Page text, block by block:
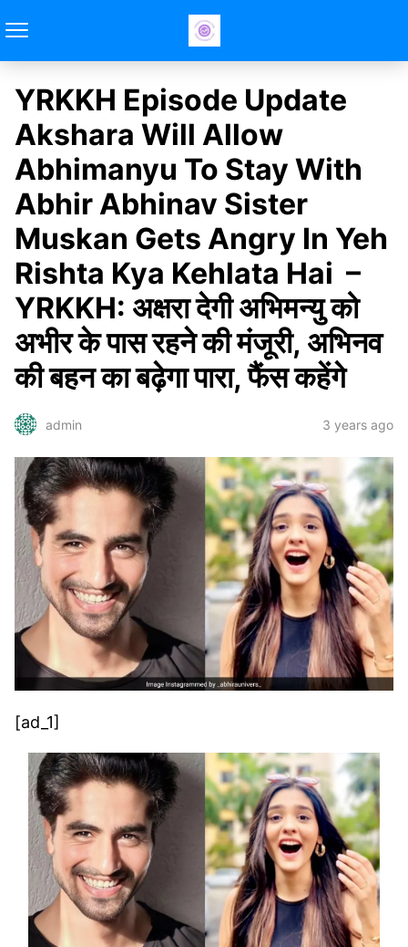
YRKKH Episode Update
Akshara Will Allow
Abhimanyu To Stay With
Abhir Abhinav Sister
Muskan Gets Angry In Yeh
Rishta Kya Kehlata Hai –
YRKKH: अक्षरा देगी अभिमन्यु को
अभीर के पास रहने की मंजूरी, अभिनव
की बहन का बढ़ेगा पारा, फैंस कहेंगे
admin 3 years ago
[ad_1]